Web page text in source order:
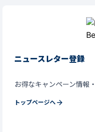
ニュースレター登録
お得なキャンペーン情報
トップページへ